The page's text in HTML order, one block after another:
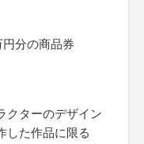
分の商品券
クターのデザイン
した作品に限る